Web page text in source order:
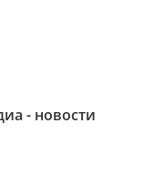
- новости